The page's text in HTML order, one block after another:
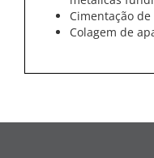
Cimentação
Colagem de